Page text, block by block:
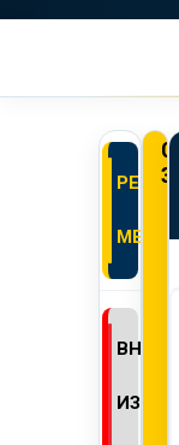
и проведение
на территорию